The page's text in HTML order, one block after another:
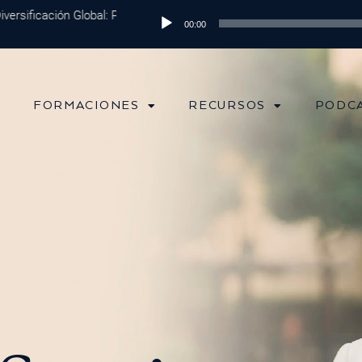
Global: Protege tu Dinero y Maximiza tus Inversiones
Reproductor
00:00
FORMACIONES RECURSOS